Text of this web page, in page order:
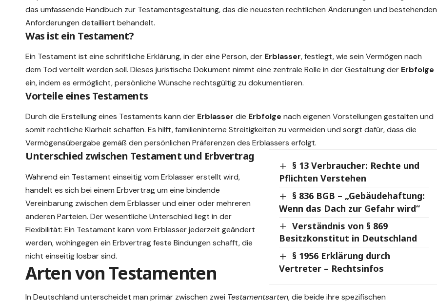
das umfassende Handbuch zur Testamentsgestaltung, das die neuesten rechtlichen Änderungen und bestehenden
Anforderungen detailliert behandelt.
Was ist ein Testament?
Ein Testament ist eine schriftliche Erklärung, in der eine Person, der Erblasser, festlegt, wie sein Vermögen nach
dem Tod verteilt werden soll. Dieses juristische Dokument nimmt eine zentrale Rolle in der Gestaltung der Erbfolge
ein, indem es ermöglicht, persönliche Wünsche rechtsgültig zu dokumentieren.
Vorteile eines Testaments
Durch die Erstellung eines Testaments kann der Erblasser die Erbfolge nach eigenen Vorstellungen gestalten und
somit rechtliche Klarheit schaffen. Es hilft, familieninterne Streitigkeiten zu vermeiden und sorgt dafür, dass die
Vermögensübergabe gemäß den persönlichen Präferenzen des Erblassers erfolgt.
§ 13 Verbraucher: Rechte und
Pflichten Verstehen
§ 836 BGB – „Gebäudehaftung:
Wenn das Dach zur Gefahr wird“
Verständnis von § 869
Besitzkonstitut in Deutschland
§ 1956 Erklärung durch
Vertreter – Rechtsinfos
Unterschied zwischen Testament und Erbvertrag
Während ein Testament einseitig vom Erblasser erstellt wird,
handelt es sich bei einem Erbvertrag um eine bindende
Vereinbarung zwischen dem Erblasser und einer oder mehreren
anderen Parteien. Der wesentliche Unterschied liegt in der
Flexibilität: Ein Testament kann vom Erblasser jederzeit geändert
werden, wohingegen ein Erbvertrag feste Bindungen schafft, die
nicht einseitig lösbar sind.
Arten von Testamenten
In Deutschland unterscheidet man primär zwischen zwei Testamentsarten, die beide ihre spezifischen